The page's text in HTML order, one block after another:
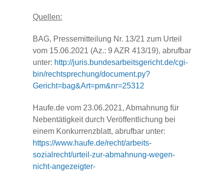
Quellen:
BAG, Pressemitteilung Nr. 13/21 zum Urteil
vom 15.06.2021 (Az.: 9 AZR 413/19), abrufbar
unter: http://juris.bundesarbeitsgericht.de/cgi-
bin/rechtsprechung/document.py?
Gericht=bag&Art=pm&nr=25312
Haufe.de vom 23.06.2021, Abmahnung für
Nebentätigkeit durch Veröffentlichung bei
einem Konkurrenzblatt, abrufbar unter:
https://www.haufe.de/recht/arbeits-
sozialrecht/urteil-zur-abmahnung-wegen-
nicht-angezeigter-